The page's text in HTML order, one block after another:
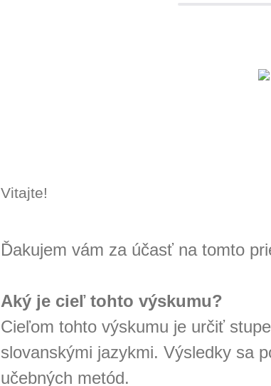
Vitajte!
Ďakujem vám za účasť na tomto
Aký je cieľ tohto výskumu?
Cieľom tohto výskumu je určiť
slovanskými jazykmi. Výsledky sa
učebných metód.